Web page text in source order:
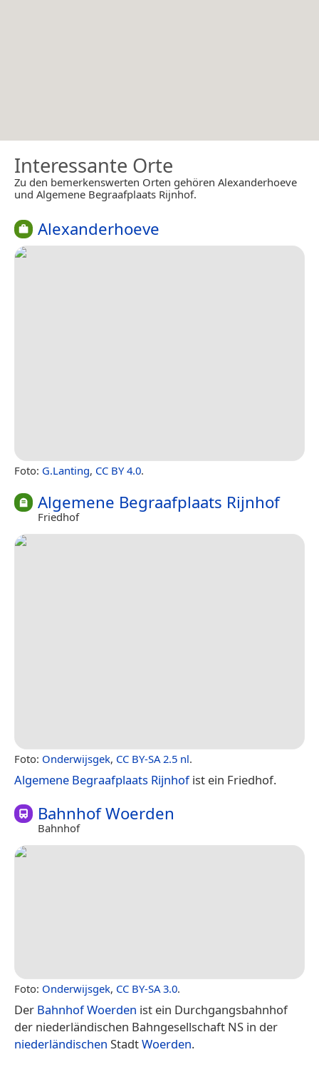
Interessante Orte
Zu den bemerkenswerten Orten gehören Alexanderhoeve
und Algemene Begraafplaats Rijnhof.
Alexanderhoeve
Foto: G.Lanting, CC BY 4.0.
Algemene Begraafplaats Rijnhof
Friedhof
Foto: Onderwijsgek, CC BY-SA 2.5 nl.
Algemene Begraafplaats Rijnhofist ein Friedhof.
Bahnhof Woerden
Bahnhof
Foto: Onderwijsgek, CC BY-SA 3.0.
Der Bahnhof Woerden ist ein Durchgangsbahnhof
der niederländischen Bahngesellschaft NS in der
niederländischen StadtWoerden.